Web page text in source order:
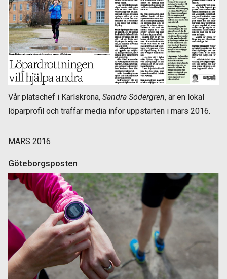
Vår platschef i Karlskrona, Sandra Södergren, är en lokal
löparprofil och träffar media inför uppstarten i mars 2016.
MARS 2016
Göteborgsposten